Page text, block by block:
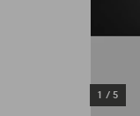
1 / 5